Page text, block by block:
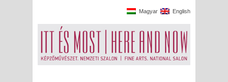
Magyar English